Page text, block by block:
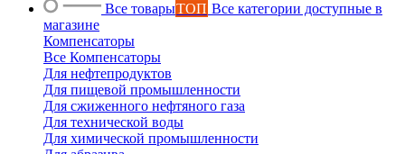
Все товарыТОП Все категории доступные в
магазине
Компенсаторы
Все Компенсаторы
Для нефтепродуктов
Для пищевой промышленности
Для сжиженного нефтяного газа
Для технической воды
Для химической промышленности